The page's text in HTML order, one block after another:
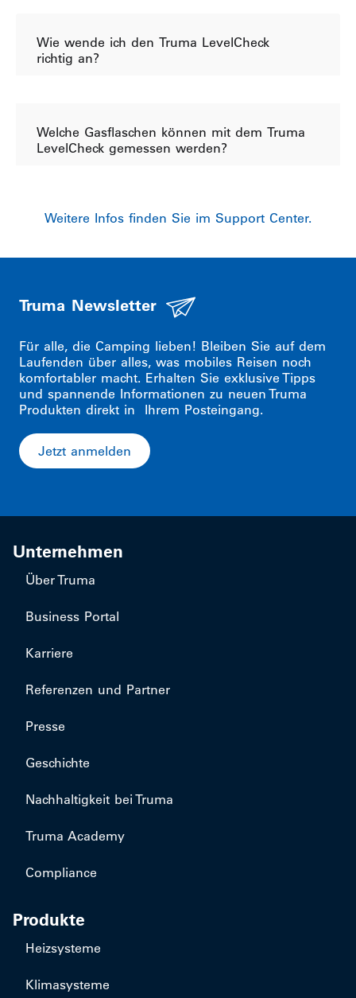
Wie wende ich den Truma LevelCheck
richtig an?
Welche Gasflaschen können mit dem Truma
LevelCheck gemessen werden?
Weitere Infos finden Sie im Support Center.
Truma Newsletter
Für alle, die Camping lieben! Bleiben Sie auf dem
Laufenden über alles, was mobiles Reisen noch
komfortabler macht. Erhalten Sie exklusive Tipps
und spannende Informationen zu neuen Truma
Produkten direkt in Ihrem Posteingang.
Jetzt anmelden
Unternehmen
Über Truma
Business Portal
Karriere
Referenzen und Partner
Presse
Geschichte
Nachhaltigkeit bei Truma
Truma Academy
Compliance
Produkte
Heizsysteme
Klimasysteme